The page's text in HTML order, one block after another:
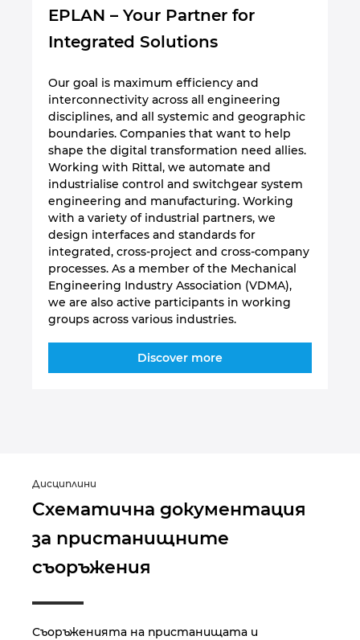
EPLAN – Your Partner for
Integrated Solutions
Our goal is maximum efficiency and
interconnectivity across all engineering
disciplines, and all systemic and geographic
boundaries. Companies that want to help
shape the digital transformation need allies.
Working with Rittal, we automate and
industrialise control and switchgear system
engineering and manufacturing. Working
with a variety of industrial partners, we
design interfaces and standards for
integrated, cross-project and cross-company
processes. As a member of the Mechanical
Engineering Industry Association (VDMA),
we are also active participants in working
groups across various industries.
Discover more
Дисциплини
Схематична документация
за пристанищните
съоръжения
Съоръженията на пристанищата и